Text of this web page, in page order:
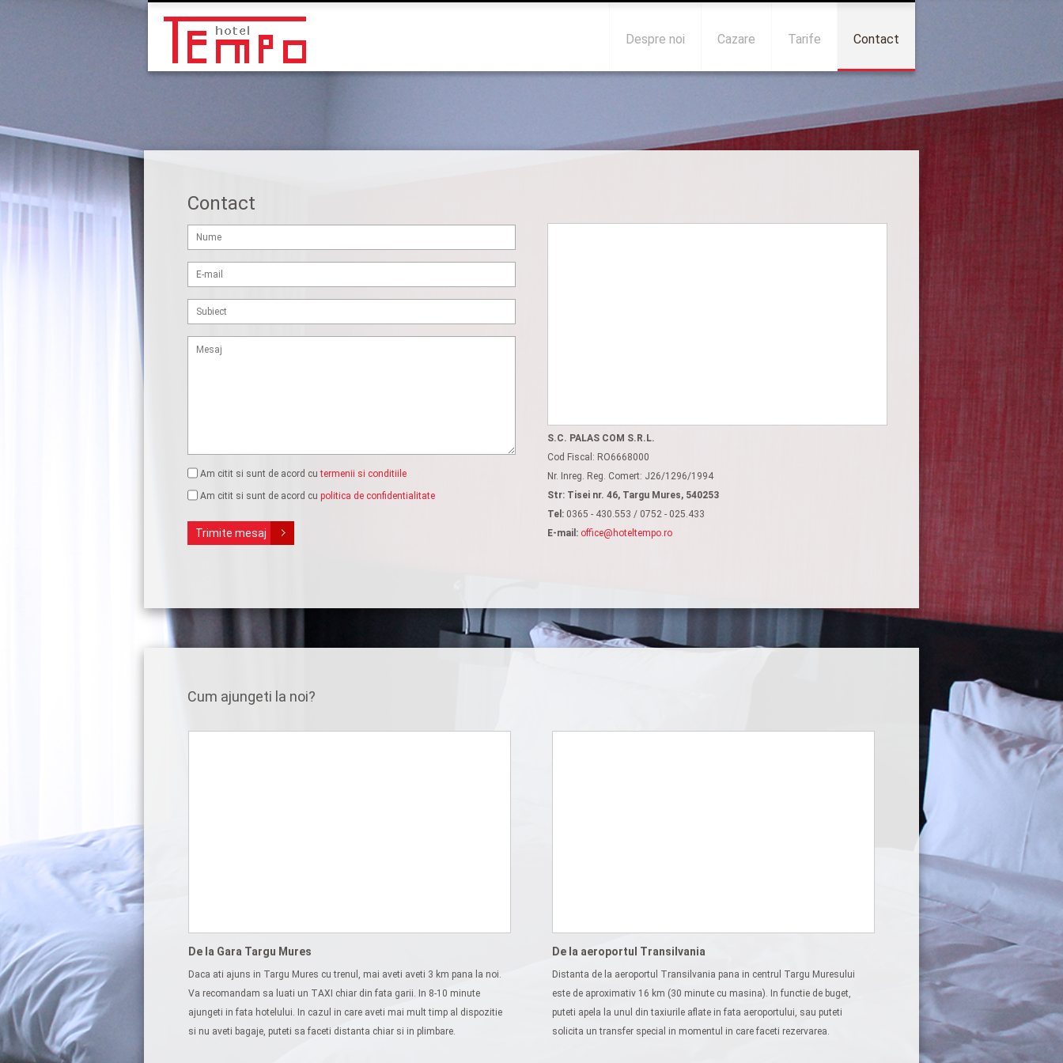
Despre noi Cazare Tarife Contact
Contact
Am citit si sunt de acord cutermenii si conditiile
Am citit si sunt de acord cu politica de confidentialitate
Trimite mesaj
S.C. PALAS COM S.R.L.
Cod Fiscal: RO6668000
Nr. Inreg. Reg. Comert: J26/1296/1994
Str: Tisei nr. 46, Targu Mures, 540253
Tel: 0365 - 430.553 / 0752 - 025.433
E-mail: office@hoteltempo.ro
Cum ajungeti la noi?
De la Gara Targu Mures
Daca ati ajuns in Targu Mures cu trenul, mai aveti aveti 3 km pana la noi.
Va recomandam sa luati un TAXI chiar din fata garii. In 8-10 minute
ajungeti in fata hotelului. In cazul in care aveti mai mult timp al dispozitie
si nu aveti bagaje, puteti sa faceti distanta chiar si in plimbare.
De la aeroportul Transilvania
Distanta de la aeroportul Transilvania pana in centrul Targu Muresului
este de aproximativ 16 km (30 minute cu masina). In functie de buget,
puteti apela la unul din taxiurile aflate in fata aeroportului, sau puteti
solicita un transfer special in momentul in care faceti rezervarea.